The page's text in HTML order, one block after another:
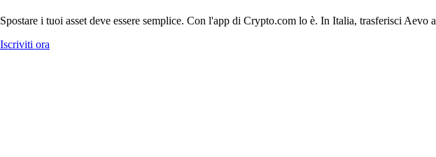
Spostare i tuoi asset deve essere semplice. Con l'app di Crypto.com lo è. In Italia, trasferisci
Iscriviti ora